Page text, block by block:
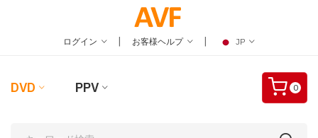
ログイン | お客様ヘルプ | JP
DVD PPV 0